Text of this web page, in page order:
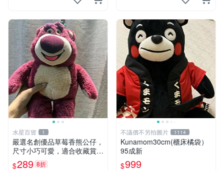
水星百貨 1
嚴選名創優品草莓香熊公仔，
尺寸小巧可愛，適合收藏賞玩
30cm 玩具 公仔 草莓熊
$289 8折
不議價不另拍圖片 1114
Kunamom30cm(櫃床橘袋）
95成新
$999